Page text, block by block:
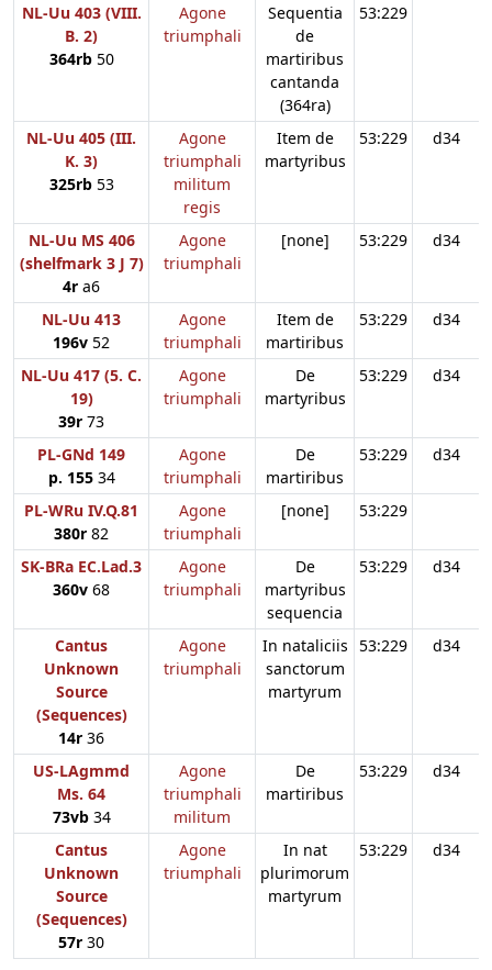
NL-Uu 403 (VIII.
B. 2)
364rb50
Agone
triumphali
Sequentia
de
martiribus
cantanda
(364ra)
53:229
NL-Uu 405 (III.
K. 3)
325rb53
Agone
triumphali
militum
regis
Item de
martyribus
53:229 d34
NL-Uu MS 406
(shelfmark 3 J 7)
4r a6
Agone
triumphali
[none] 53:229 d34
NL-Uu 413
196v 52
Agone
triumphali
Item de
martiribus
53:229 d34
NL-Uu 417 (5. C.
19)
39r 73
Agone
triumphali
De
martyribus
53:229 d34
PL-GNd 149
p. 15534
Agone
triumphali
De
martiribus
53:229 d34
PL-WRu IV.Q.81
380r 82
Agone
triumphali
[none] 53:229
SK-BRa EC.Lad.3
360v 68
Agone
triumphali
De
martyribus
sequencia
53:229 d34
Cantus
Unknown
Source
(Sequences)
14r 36
Agone
triumphali
In nataliciis
sanctorum
martyrum
53:229 d34
US-LAgmmd
Ms. 64
73vb34
Agone
triumphali
militum
De
martiribus
53:229 d34
Cantus
Unknown
Source
(Sequences)
57r 30
Agone
triumphali
In nat
plurimorum
martyrum
53:229 d34